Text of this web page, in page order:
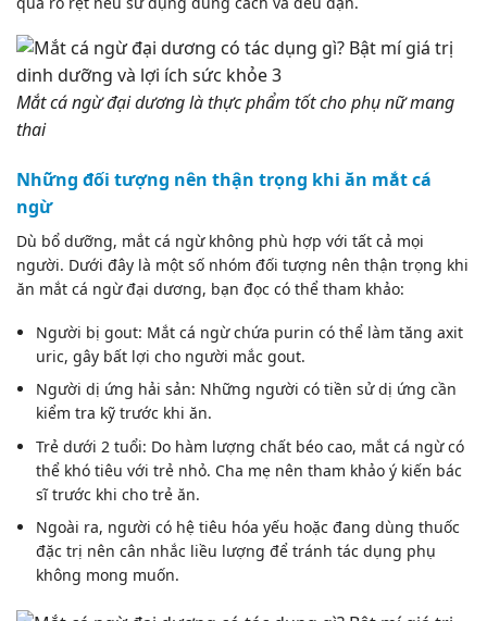
Mắt cá ngừ đại dương là thực phẩm tốt cho phụ nữ mang
thai
Những đối tượng nên thận trọng khi ăn mắt cá
ngừ
Dù bổ dưỡng, mắt cá ngừ không phù hợp với tất cả mọi
người. Dưới đây là một số nhóm đối tượng nên thận trọng khi
ăn mắt cá ngừ đại dương, bạn đọc có thể tham khảo:
Người bị gout: Mắt cá ngừ chứa purin có thể làm tăng axit
uric, gây bất lợi cho người mắc gout.
Ngườidị ứng hải sản: Những người có tiền sử dị ứng cần
kiểm tra kỹ trước khi ăn.
Trẻ dưới 2 tuổi: Do hàm lượng chất béo cao, mắt cá ngừ có
thể khó tiêu với trẻ nhỏ. Cha mẹ nên tham khảo ý kiến bác
sĩ trước khi cho trẻ ăn.
Ngoài ra, người có hệ tiêu hóa yếu hoặc đang dùng thuốc
đặc trị nên cân nhắc liều lượng để tránh tác dụng phụ
không mong muốn.